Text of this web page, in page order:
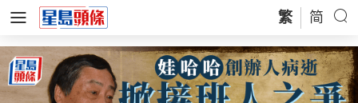
繁 简